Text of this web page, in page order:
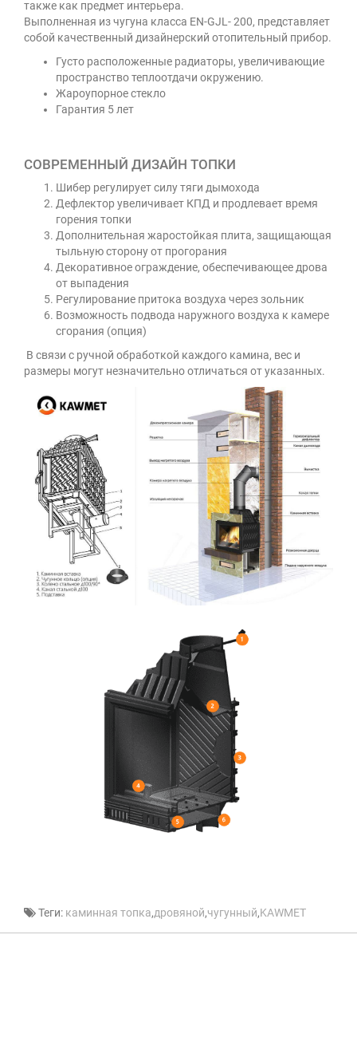
также как предмет интерьера.
Выполненная из чугуна класса EN-GJL- 200, представляет
собой качественный дизайнерский отопительный прибор.
Густо расположенные радиаторы, увеличивающие
пространство теплоотдачи окружению.
Жароупорное стекло
Гарантия 5 лет
СОВРЕМЕННЫЙ ДИЗАЙН ТОПКИ
Шибер регулирует силу тяги дымохода
Дефлектор увеличивает КПД и продлевает время
горения топки
Дополнительная жаростойкая плита, защищающая
тыльную сторону от прогорания
Декоративное ограждение, обеспечивающее дрова
от выпадения
Регулирование притока воздуха через зольник
Возможность подвода наружного воздуха к камере
сгорания (опция)
В связи с ручной обработкой каждого камина, вес и
размеры могут незначительно отличаться от указанных.
Теги: каминная топка,дровяной,чугунный,KAWMET